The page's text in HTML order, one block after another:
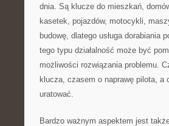
dnia. Są klucze do mieszkań,
kasetek, pojazdów, motocykli,
budowę, dlatego usługa dorabiania
tego typu działalność może być
możliwości rozwiązania problemu.
klucza, czasem o naprawę pilota,
uratować.
Bardzo ważnym aspektem jest